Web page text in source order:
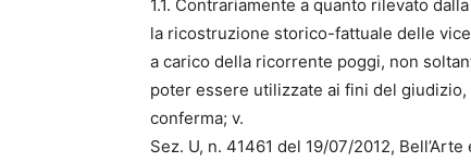
1.1. Contrariamente a quanto rilevato
la ricostruzione storico-fattuale delle
a carico della ricorrente poggi, non
poter essere utilizzate ai fini del
conferma; v.
Sez. U, n. 41461 del 19/07/2012,